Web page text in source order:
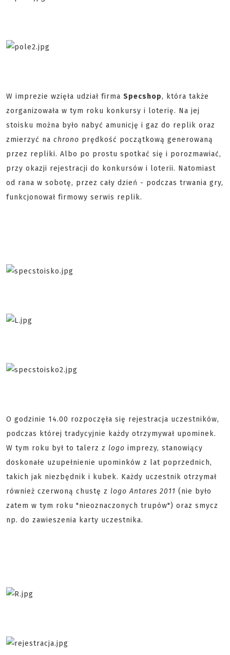
W imprezie wzięła udział firma Specshop, która także
zorganizowała w tym roku konkursy i loterię. Na jej
stoisku można było nabyć amunicję i gaz do replik oraz
zmierzyć na chrono prędkość początkową generowaną
przez repliki. Albo po prostu spotkać się i porozmawiać,
przy okazji rejestracji do konkursów i loterii. Natomiast
od rana w sobotę, przez cały dzień - podczas trwania gry,
funkcjonował firmowy serwis replik.
O godzinie 14.00 rozpoczęła się rejestracja uczestników,
podczas której tradycyjnie każdy otrzymywał upominek.
W tym roku był to talerz z logo imprezy, stanowiący
doskonałe uzupełnienie upominków z lat poprzednich,
takich jak niezbędnik i kubek. Każdy uczestnik otrzymał
również czerwoną chustę z logo Antares 2011 (nie było
zatem w tym roku "nieoznaczonych trupów") oraz smycz
np. do zawieszenia karty uczestnika.